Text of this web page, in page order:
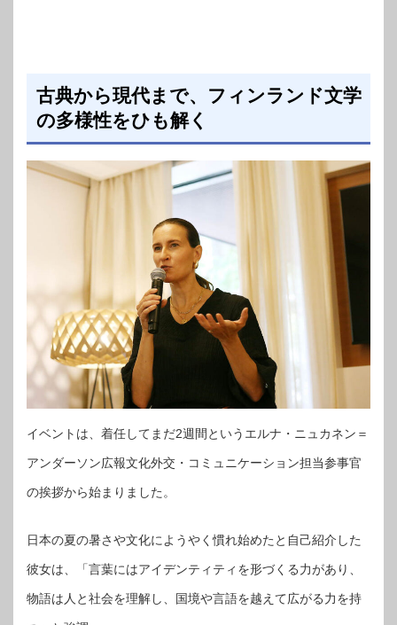
古典から現代まで、フィンランド文学
の多様性をひも解く
イベントは、着任してまだ2週間というエルナ・ニュカネン＝
アンダーソン広報文化外交・コミュニケーション担当参事官
の挨拶から始まりました。
日本の夏の暑さや文化にようやく慣れ始めたと自己紹介した
彼女は、「言葉にはアイデンティティを形づくる力があり、
物語は人と社会を理解し、国境や言語を越えて広がる力を持